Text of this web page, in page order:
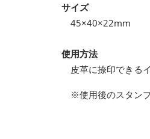
サイズ
45×40×22mm
使用方法
皮革に捺印できる
※使用後のスタン